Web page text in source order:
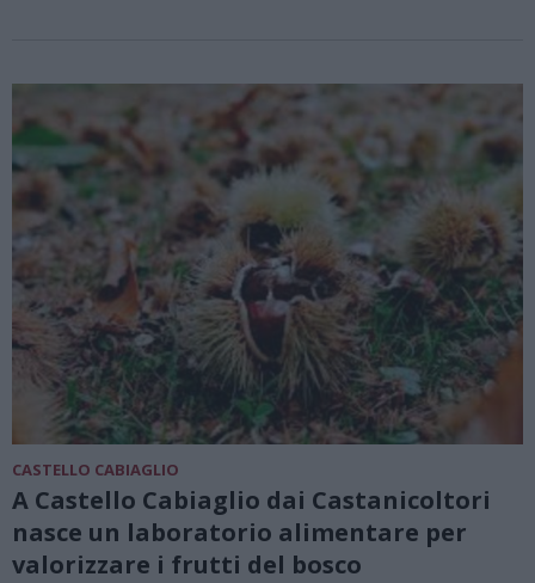
CASTELLO CABIAGLIO
A Castello Cabiaglio dai Castanicoltori
nasce un laboratorio alimentare per
valorizzare i frutti del bosco